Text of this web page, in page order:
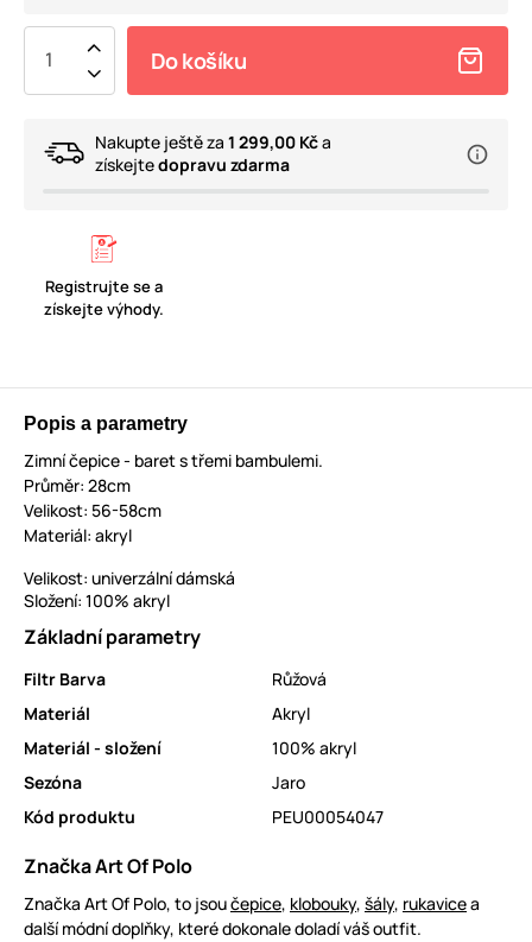
Do košíku
Nakupte ještě za 1 299,00 Kča
získejtedopravu zdarma
Registrujte se a
získejte výhody.
Popis a parametry
Zimní čepice - baret s třemi bambulemi.
Průměr: 28cm
Velikost: 56-58cm
Materiál: akryl
Velikost: univerzální dámská
Složení: 100% akryl
Základní parametry
Filtr Barva
Růžová
Materiál
Akryl
Materiál - složení
100% akryl
Sezóna
Jaro
Kód produktu
PEU00054047
Značka Art Of Polo
Značka Art Of Polo, to jsoučepice, klobouky, šály, rukavicea
další módní doplňky, které dokonale doladí váš outfit.